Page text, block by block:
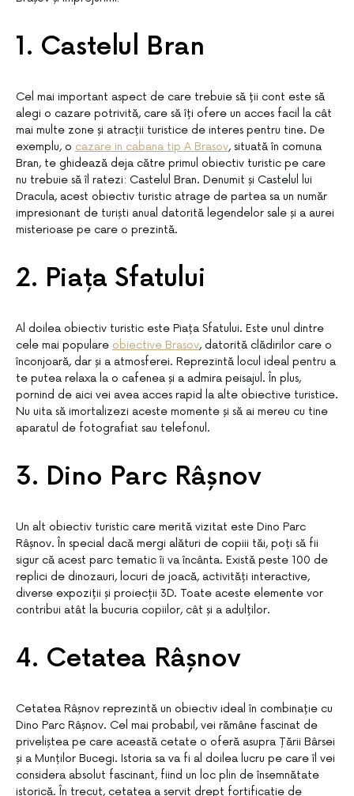
1. Castelul Bran
Cel mai important aspect de care trebuie să ții cont este să
alegi o cazare potrivită, care să îți ofere un acces facil la cât
mai multe zone și atracții turistice de interes pentru tine. De
exemplu, o cazare in cabana tip A Brasov, situată în comuna
Bran, te ghidează deja către primul obiectiv turistic pe care
nu trebuie să îl ratezi: Castelul Bran. Denumit și Castelul lui
Dracula, acest obiectiv turistic atrage de partea sa un număr
impresionant de turiști anual datorită legendelor sale și a aurei
misterioase pe care o prezintă.
2. Piața Sfatului
Al doilea obiectiv turistic este Piața Sfatului. Este unul dintre
cele mai populare obiective Brasov, datorită clădirilor care o
înconjoară, dar și a atmosferei. Reprezintă locul ideal pentru a
te putea relaxa la o cafenea și a admira peisajul. În plus,
pornind de aici vei avea acces rapid la alte obiective turistice.
Nu uita să imortalizezi aceste momente și să ai mereu cu tine
aparatul de fotografiat sau telefonul.
3. Dino Parc Râșnov
Un alt obiectiv turistic care merită vizitat este Dino Parc
Râșnov. În special dacă mergi alături de copiii tăi, poți să fii
sigur că acest parc tematic îi va încânta. Există peste 100 de
replici de dinozauri, locuri de joacă, activități interactive,
diverse expoziții și proiecții 3D. Toate aceste elemente vor
contribui atât la bucuria copiilor, cât și a adulților.
4. Cetatea Râșnov
Cetatea Râșnov reprezintă un obiectiv ideal în combinație cu
Dino Parc Râșnov. Cel mai probabil, vei rămâne fascinat de
priveliștea pe care această cetate o oferă asupra Țării Bârsei
și a Munților Bucegi. Istoria sa va fi al doilea lucru pe care îl vei
considera absolut fascinant, fiind un loc plin de însemnătate
istorică. În trecut, cetatea a servit drept fortificație de